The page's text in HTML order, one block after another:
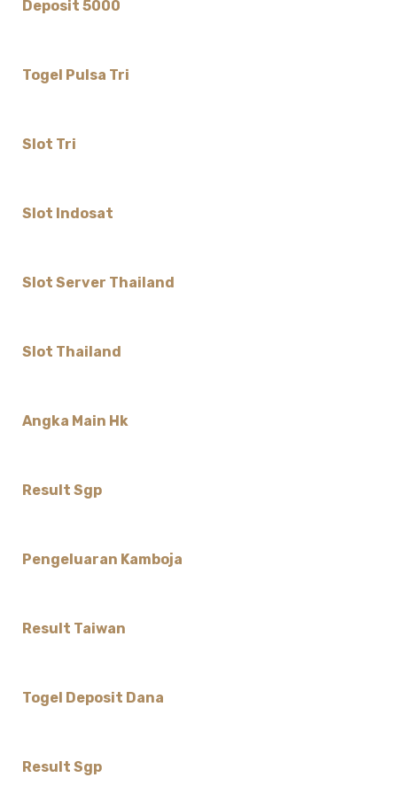
Deposit 5000
Togel Pulsa Tri
Slot Tri
Slot Indosat
Slot Server Thailand
Slot Thailand
Angka Main Hk
Result Sgp
Pengeluaran Kamboja
Result Taiwan
Togel Deposit Dana
Result Sgp